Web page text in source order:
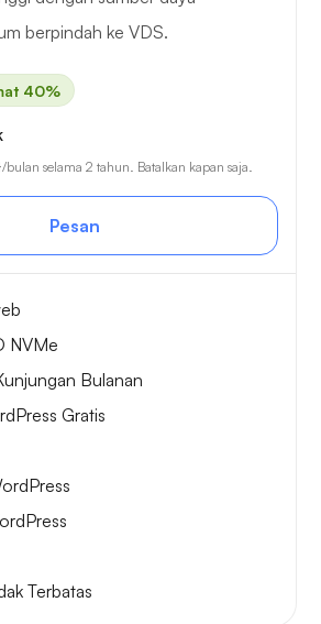
berpindah ke VDS.
40%
selama 2 tahun. Batalkan kapan saja.
Pesan
NVMe
Bulanan
Gratis
Terbatas